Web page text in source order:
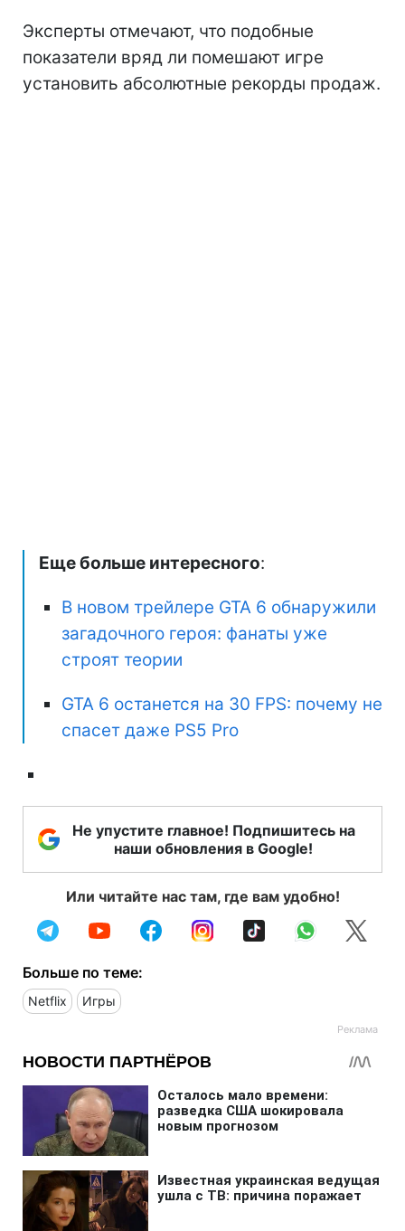
Эксперты отмечают, что подобные
показатели вряд ли помешают игре
установить абсолютные рекорды продаж.
Еще больше интересного:
В новом трейлере GTA 6 обнаружили
загадочного героя: фанаты уже
строят теории
GTA 6 останется на 30 FPS: почему не
спасет даже PS5 Pro
Не упустите главное! Подпишитесь на
наши обновления в Google!
Или читайте нас там, где вам удобно!
Больше по теме:
Netflix Игры